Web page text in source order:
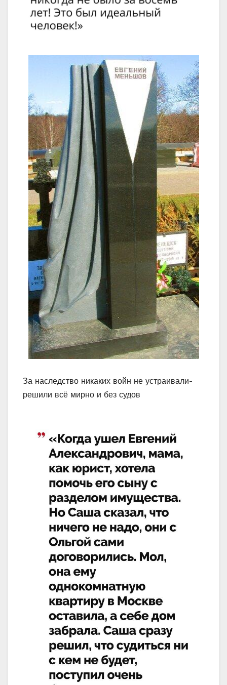
За наследство никаких войн не устраивали-
решили всё мирно и без судов